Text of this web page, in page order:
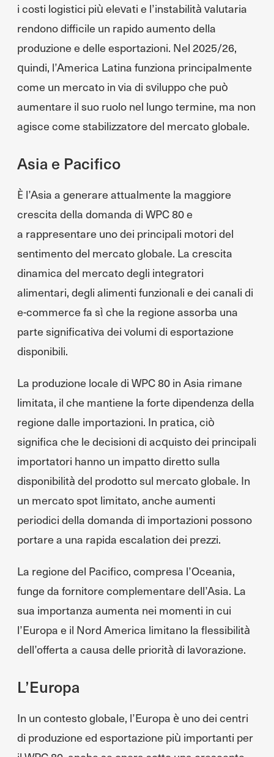
i costi logistici più elevati e l’instabilità valutaria
rendono difficile un rapido aumento della
produzione e delle esportazioni. Nel 2025/26,
quindi, l’America Latina funziona principalmente
come un mercato in via di sviluppo che può
aumentare il suo ruolo nel lungo termine, ma non
agisce come stabilizzatore del mercato globale.
Asia e Pacifico
È l’Asia a generare attualmente la maggiore
crescita della domanda di WPC 80 e
a rappresentare uno dei principali motori del
sentimento del mercato globale. La crescita
dinamica del mercato degli integratori
alimentari, degli alimenti funzionali e dei canali di
e-commerce fa sì che la regione assorba una
parte significativa dei volumi di esportazione
disponibili.
La produzione locale di WPC 80 in Asia rimane
limitata, il che mantiene la forte dipendenza della
regione dalle importazioni. In pratica, ciò
significa che le decisioni di acquisto dei principali
importatori hanno un impatto diretto sulla
disponibilità del prodotto sul mercato globale. In
un mercato spot limitato, anche aumenti
periodici della domanda di importazioni possono
portare a una rapida escalation dei prezzi.
La regione del Pacifico, compresa l’Oceania,
funge da fornitore complementare dell’Asia. La
sua importanza aumenta nei momenti in cui
l’Europa e il Nord America limitano la flessibilità
dell’offerta a causa delle priorità di lavorazione.
L’Europa
In un contesto globale, l’Europa è uno dei centri
di produzione ed esportazione più importanti per